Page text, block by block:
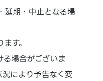
延期・中止となる場
す。
る場合がございま
により予告なく変